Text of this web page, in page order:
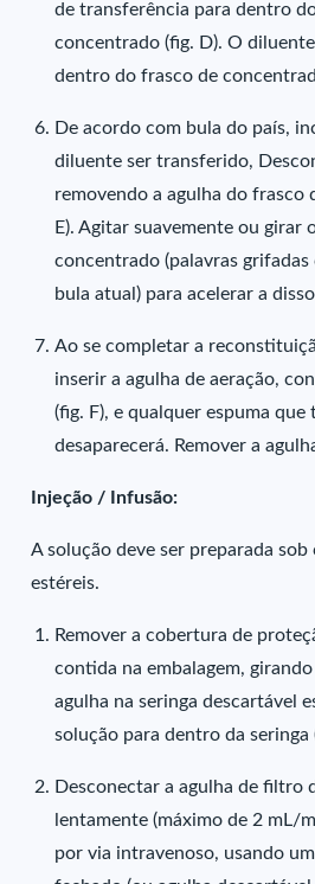
de transferência para dentro
concentrado (fig. D). O
dentro do frasco de
De acordo com bula do país,
diluente ser transferido,
removendo a agulha do frasco
E). Agitar suavemente ou girar
concentrado (palavras grifadas
bula atual) para acelerar a
Ao se completar a
inserir a agulha de aeração,
(fig. F), e qualquer espuma
desaparecerá. Remover a
Injeção / Infusão:
A solução deve ser preparada
estéreis.
Remover a cobertura de
contida na embalagem,
agulha na seringa descartável
solução para dentro da seringa
Desconectar a agulha de filtro
lentamente (máximo de 2 mL/
por via intravenoso, usando